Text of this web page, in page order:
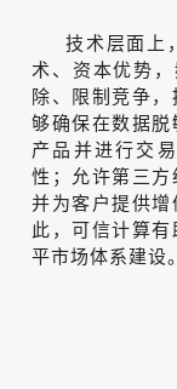
技术层面上
术、资本优势
除、限制竞争
够确保在数据
产品并进行交
性；允许第三
并为客户提供
此，可信计算
平市场体系建设。